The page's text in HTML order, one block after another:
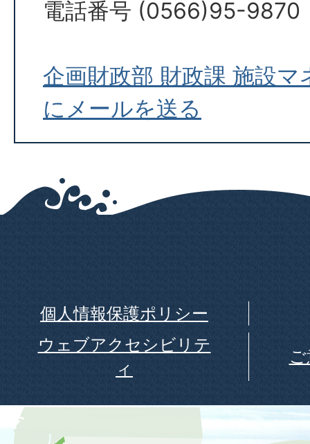
電話番号 (0566)95-9870
企画財政部 財政課 施設マ
にメールを送る
個人情報保護ポリシー
ウェブアクセシビリテ
ィ